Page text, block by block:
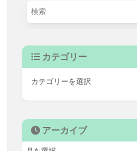
カテゴリー
アーカイブ